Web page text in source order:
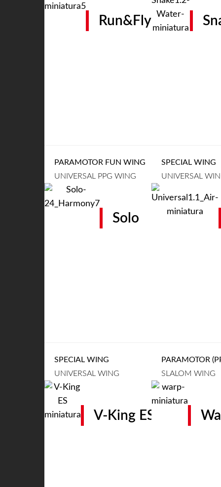
Run&Fly
PARAMOTOR FUN WING
UNIVERSAL PPG WING
Solo
SPECIAL WING
UNIVERSAL
SPECIAL WING
UNIVERSAL WING
V-King ES
PARAMOTOR
SLALOM WING